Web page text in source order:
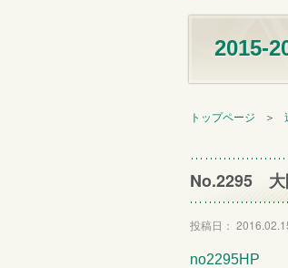
2015-
トップページ ＞
No.2295 大
投稿日：
no2295HP